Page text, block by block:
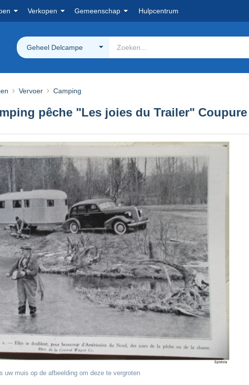
Verkopen Gemeenschap Hulpcentrum
Geheel Delcampe
Vervoer Camping
pêche "Les joies du Trailer"
uw muis op de afbeelding om deze te vergroten